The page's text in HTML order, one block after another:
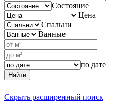
Состояние
Цена
Спальни
Ванные
по дате
Найти
Скрыть расширенный поиск